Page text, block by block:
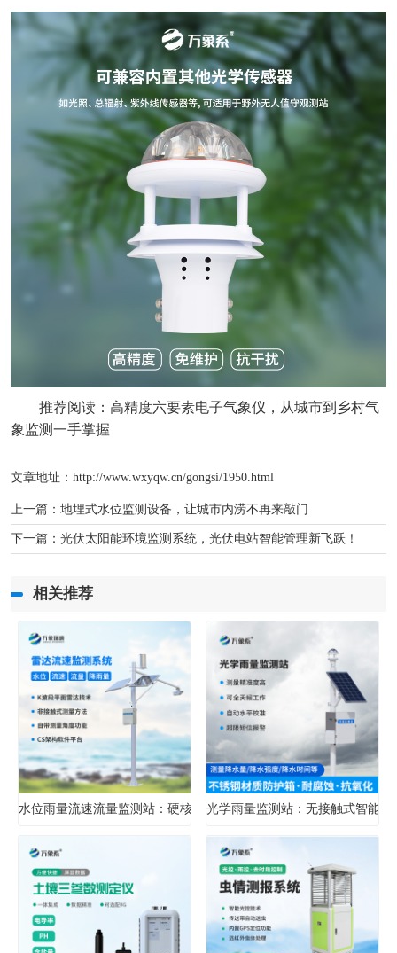
推荐阅读： 高精度六要素电子气象仪，从城市到乡村气
象监测一手掌握
文章地址：http://www.wxyqw.cn/gongsi/1950.html
上一篇： 地埋式水位监测设备，让城市内涝不再来敲门
下一篇： 光伏太阳能环境监测系统，光伏电站智能管理新飞跃！
相关推荐
水位雨量流速流量监测站：硬核设计，多维感知水文变化
光学雨量监测站：无接触式智能雨